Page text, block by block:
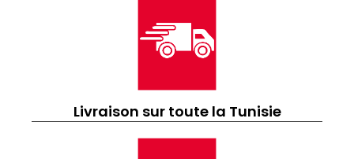
Livraison sur toute la Tunisie